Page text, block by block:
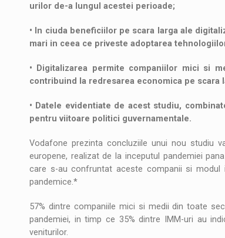
urilor de-a lungul acestei perioade;
• In ciuda beneficiilor pe scara larga ale
mari in ceea ce priveste adoptarea
• Digitalizarea permite companiilor mici si
contribuind la redresarea economica pe scara
• Datele evidentiate de acest studiu,
pentru viitoare politici guvernamentale.
Vodafone prezinta concluziile unui nou studiu
europene, realizat de la inceputul pandemiei
care s-au confruntat aceste companii si
pandemice.*
57% dintre companiile mici si medii din toate
pandemiei, in timp ce 35% dintre IMM-uri au
veniturilor.